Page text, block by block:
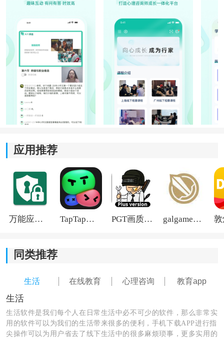
育行家软件功能：
1、智能课程推荐：
系统会结合用户的学习偏好和浏览记录推荐相关课程，
减少反复筛选的时间，让选课过程更有方向。
应用内提供直播日程安排，用户可提前查看开课时间，
合理规划学习节奏，避免错过重要直播课堂。
3、学习进度追踪：
平台会自动记录课程学习进度和完成情况，支持断点续
学，后续复习时也能更清楚地知道自己学到哪里。
4、离线学习模式：
视频
和配套资料支持下载到本地，通勤、出差或网
络不稳定时，也能继续学习相关内容。
5、资料题库集成：
平台配备与课程相关的习题和学习资料，用户可进行在
应用推荐
万能应用隐藏 TapTap国际版2026 PGT画质助手旧版 galgame游戏盒子2026
同类推荐
生活 在线教育 心理咨询 教育app
生活
生活软件是我们每个人在日常生活中必不可少的软件，那么非常实
用的软件可以为我们的生活带来很多的便利，手机下载APP进行指
尖操作可以为用户省去了线下生活中的很多麻烦琐事，更多实用的